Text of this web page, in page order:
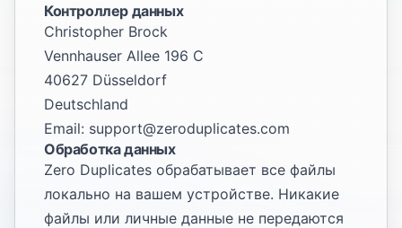
Контроллер данных
Christopher Brock
Vennhauser Allee 196 C
40627 Düsseldorf
Deutschland
Email: support@zeroduplicates.com
Обработка данных
Zero Duplicates обрабатывает все файлы
локально на вашем устройстве. Никакие
файлы или личные данные не передаются